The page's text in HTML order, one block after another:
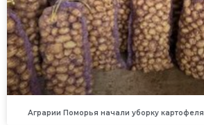
Аграрии Поморья начали уборку картофеля